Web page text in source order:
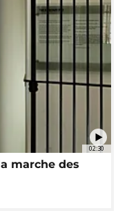
02:30
marche des